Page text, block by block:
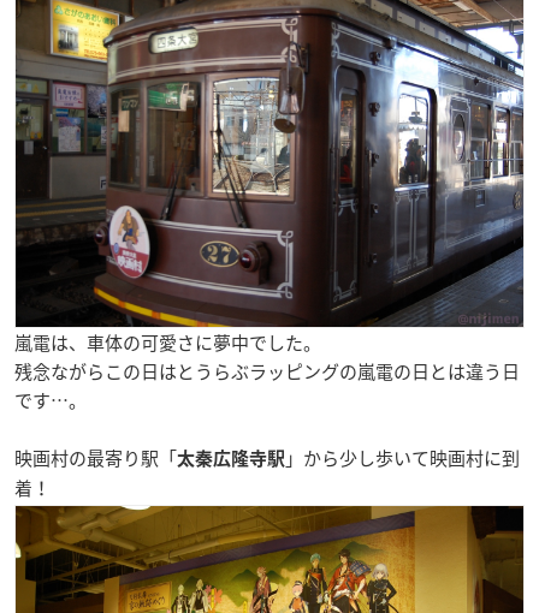
嵐電は、車体の可愛さに夢中でした。
残念ながらこの日はとうらぶラッピングの嵐電の日とは違う日
です…。
映画村の最寄り駅「太秦広隆寺駅 」から少し歩いて映画村に到
着！